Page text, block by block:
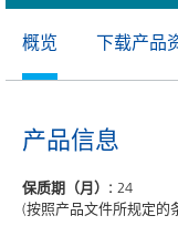
概览 下载产品
产品信息
保质期（月）: 24
(按照产品文件所规定的